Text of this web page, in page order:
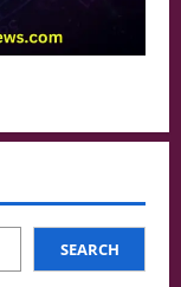
SEARCH